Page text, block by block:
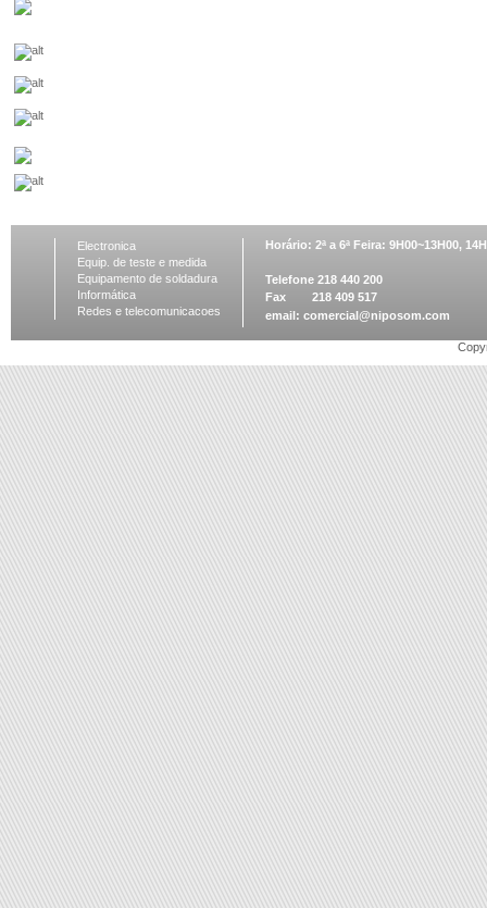
Electronica
Equip. de teste e medida
Equipamento de soldadura
Informática
Redes e telecomunicacoes
Horário: 2ª a 6ª Feira: 9H00~13H00,
Telefone 218 440 200
Fax 218 409 517
email: comercial@niposom.com